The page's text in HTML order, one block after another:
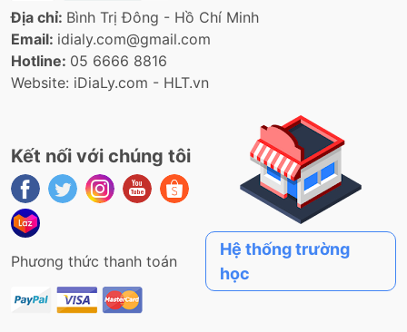
Địa chỉ: Bình Trị Đông - Hồ Chí Minh
Email: idialy.com@gmail.com
Hotline: 05 6666 8816
Website: iDiaLy.com - HLT.vn
Kết nối với chúng tôi
Phương thức thanh toán
Hệ thống trường
học